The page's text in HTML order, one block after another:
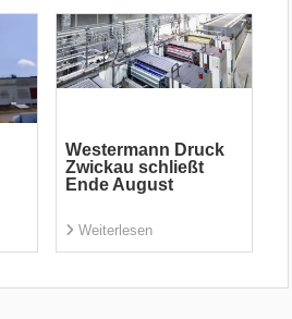
Westermann Druck
Zwickau schließt
Ende August
Weiterlesen